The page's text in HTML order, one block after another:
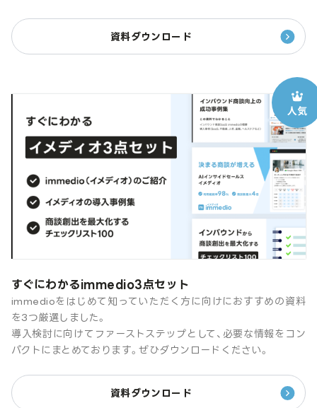
資料ダウンロード
すぐにわかるimmedio3点セット
immedioをはじめて知っていただく方に向けにおすすめの資料
を3つ厳選しました。
導入検討に向けてファーストステップとして、必要な情報をコン
パクトにまとめております。ぜひダウンロードください。
資料ダウンロード